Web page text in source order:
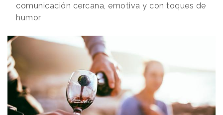
comunicación cercana, emotiva y con toques de
humor